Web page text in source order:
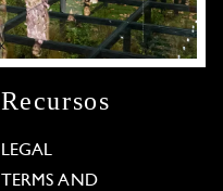
Recursos
LEGAL
TERMS AND